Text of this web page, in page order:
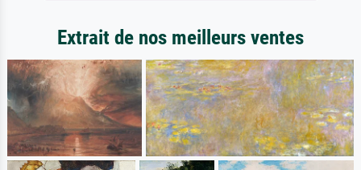
Extrait de nos meilleurs ventes